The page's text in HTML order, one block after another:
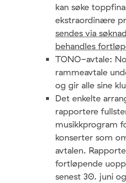
kan søke
ekstraordinære
sendes via
behandles
TONO-avtale:
rammeavtale
og gir alle sine
Det enkelte
rapportere
musikkprogram
konserter som
avtalen.
fortløpende
senest 30. juni